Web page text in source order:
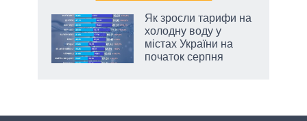
Як зросли тарифи на
холодну воду у
містах України на
початок серпня